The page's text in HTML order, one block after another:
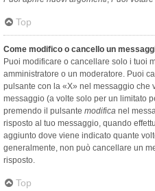
Top
Come modifico o cancello un
Puoi modificare o cancellare solo i tuoi
amministratore o un moderatore. Puoi
pulsante con la «X» nel messaggio che
messaggio (a volte solo per un limitato
premendo il pulsante modifica nel
risposto al tuo messaggio, quando
aggiunto dove viene indicato quante
generalmente, non può cancellare un
risposto.
Top